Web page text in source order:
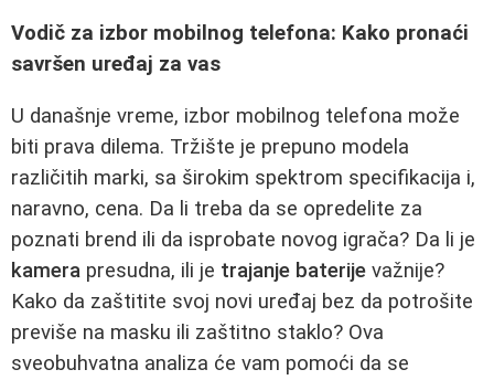
Vodič za izbor mobilnog telefona: Kako pronaći
savršen uređaj za vas
U današnje vreme, izbor mobilnog telefona može
biti prava dilema. Tržište je prepuno modela
različitih marki, sa širokim spektrom specifikacija i,
naravno, cena. Da li treba da se opredelite za
poznati brend ili da isprobate novog igrača? Da li je
kamera presudna, ili je trajanje baterije važnije?
Kako da zaštitite svoj novi uređaj bez da potrošite
previše na masku ili zaštitno staklo? Ova
sveobuhvatna analiza će vam pomoći da se